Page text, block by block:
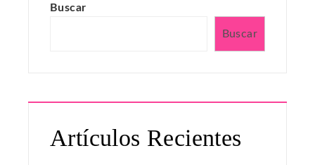
Buscar
Buscar
Artículos Recientes